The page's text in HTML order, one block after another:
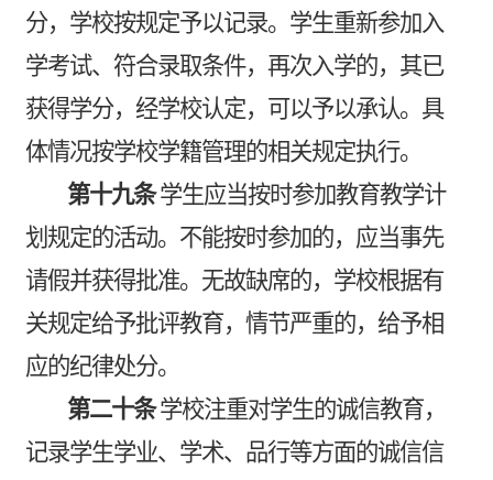
分，学校按规定予以记录。学生重新参加入
学考试、符合录取条件，再次入学的，其已
获得学分，经学校认定，可以予以承认。具
体情况按学校学籍管理的相关规定执行。
第十九条 学生应当按时参加教育教学计
划规定的活动。不能按时参加的，应当事先
请假并获得批准。无故缺席的，学校根据有
关规定给予批评教育，情节严重的，给予相
应的纪律处分。
第二十条 学校注重对学生的诚信教育，
记录学生学业、学术、品行等方面的诚信信